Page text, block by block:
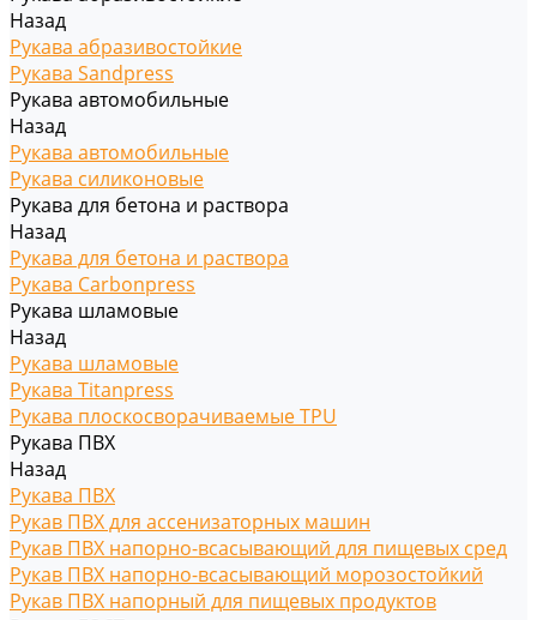
Назад
Рукава абразивостойкие
Рукава Sandpress
Рукава автомобильные
Назад
Рукава автомобильные
Рукава силиконовые
Рукава для бетона и раствора
Назад
Рукава для бетона и раствора
Рукава Carbonpress
Рукава шламовые
Назад
Рукава шламовые
Рукава Titanpress
Рукава плоскосворачиваемые TPU
Рукава ПВХ
Назад
Рукава ПВХ
Рукав ПВХ для ассенизаторных машин
Рукав ПВХ напорно-всасывающий для пищевых сред
Рукав ПВХ напорно-всасывающий морозостойкий
Рукав ПВХ напорный для пищевых продуктов